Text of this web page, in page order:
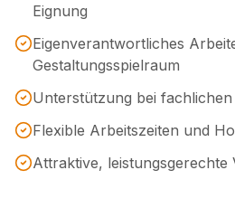
Eignung
Eigenverantwortliches
Gestaltungsspielraum
Unterstützung bei
Flexible Arbeitszeiten und
Attraktive, leistungsgerechte